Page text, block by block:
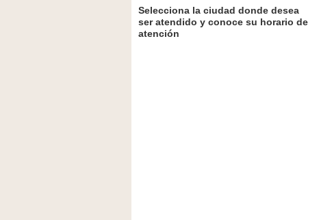
Selecciona la ciudad donde desea
ser atendido y conoce su horario de
atención